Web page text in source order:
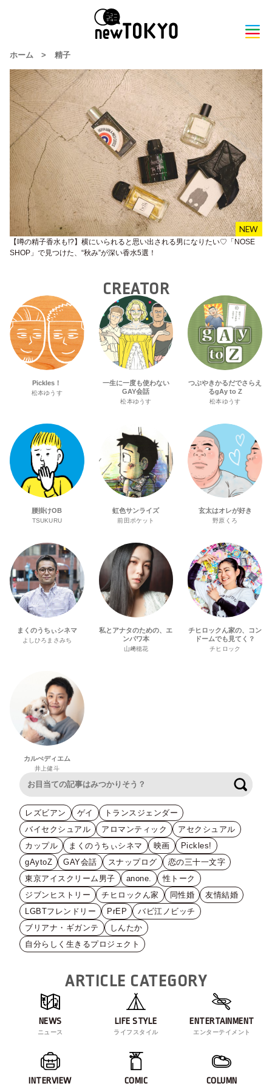
ホーム > 精子
【噂の精子香水も!?】横にいられると思い出される男になりたい♡「NOSE
SHOP」で見つけた、“秋み”が深い香水5選！
CREATOR
Pickles！
松本ゆうす
一生に一度も使わない
GAY会話
松本ゆうす
つぶやきかるだでさらえ
るgAy to Z
松本ゆうす
腰掛けOB
TSUKURU
虹色サンライズ
前田ポケット
玄太はオレが好き
野原くろ
まくのうちぃシネマ
よしひろまさみち
私とアナタのための、エ
ンパワ本
山﨑穂花
チヒロックん家の、コン
ドームでも見てく？
チヒロック
カルぺディエム
井上健斗
レズビアン ゲイ
トランスジェンダー
バイセクシュアル
アロマンティック
アセクシュアル
カップル
まくのうちぃシネマ 映画
Pickles!
gAytoZ
GAY会話 スナップログ
恋の三十一文字
東京アイスクリーム男子
anone.
性トーク
ジブンヒストリー
チヒロックん家 同性婚
友情結婚
LGBTフレンドリー
PrEP
バビ江ノビッチ
ブリアナ・ギガンテ
しんたか
自分らしく生きるプロジェクト
ARTICLE CATEGORY
NEWS
ニュース
LIFE STYLE
ライフスタイル
ENTERTAINMENT
エンターテイメント
INTERVIEW COMIC COLUMN